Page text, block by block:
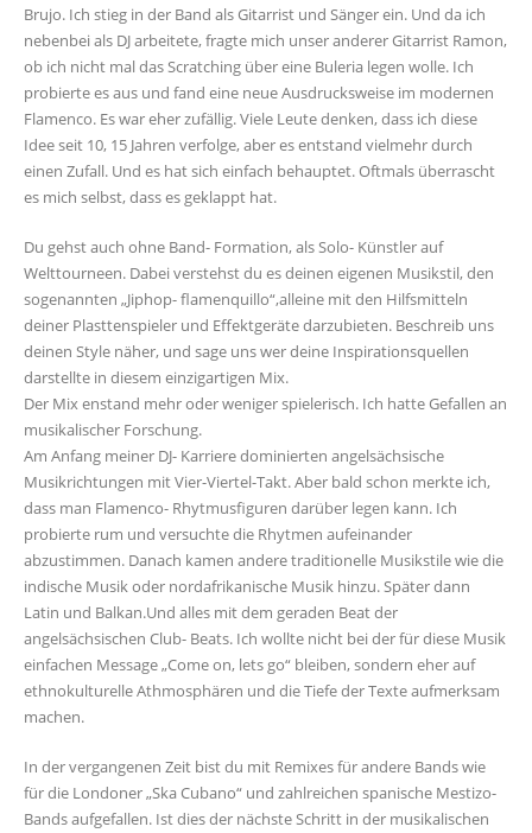
Brujo. Ich stieg in der Band als Gitarrist und Sänger ein. Und da ich
nebenbei als DJ arbeitete, fragte mich unser anderer Gitarrist Ramon,
ob ich nicht mal das Scratching über eine Buleria legen wolle. Ich
probierte es aus und fand eine neue Ausdrucksweise im modernen
Flamenco. Es war eher zufällig. Viele Leute denken, dass ich diese
Idee seit 10, 15 Jahren verfolge, aber es entstand vielmehr durch
einen Zufall. Und es hat sich einfach behauptet. Oftmals überrascht
es mich selbst, dass es geklappt hat.
Du gehst auch ohne Band- Formation, als Solo- Künstler auf
Welttourneen. Dabei verstehst du es deinen eigenen Musikstil, den
sogenannten „Jiphop- flamenquillo“,alleine mit den Hilfsmitteln
deiner Plasttenspieler und Effektgeräte darzubieten. Beschreib uns
deinen Style näher, und sage uns wer deine Inspirationsquellen
darstellte in diesem einzigartigen Mix.
Der Mix enstand mehr oder weniger spielerisch. Ich hatte Gefallen an
musikalischer Forschung.
Am Anfang meiner DJ- Karriere dominierten angelsächsische
Musikrichtungen mit Vier-Viertel-Takt. Aber bald schon merkte ich,
dass man Flamenco- Rhytmusfiguren darüber legen kann. Ich
probierte rum und versuchte die Rhytmen aufeinander
abzustimmen. Danach kamen andere traditionelle Musikstile wie die
indische Musik oder nordafrikanische Musik hinzu. Später dann
Latin und Balkan.Und alles mit dem geraden Beat der
angelsächsischen Club- Beats. Ich wollte nicht bei der für diese Musik
einfachen Message „Come on, lets go“ bleiben, sondern eher auf
ethnokulturelle Athmosphären und die Tiefe der Texte aufmerksam
machen.
In der vergangenen Zeit bist du mit Remixes für andere Bands wie
für die Londoner „Ska Cubano“ und zahlreichen spanische Mestizo-
Bands aufgefallen. Ist dies der nächste Schritt in der musikalischen